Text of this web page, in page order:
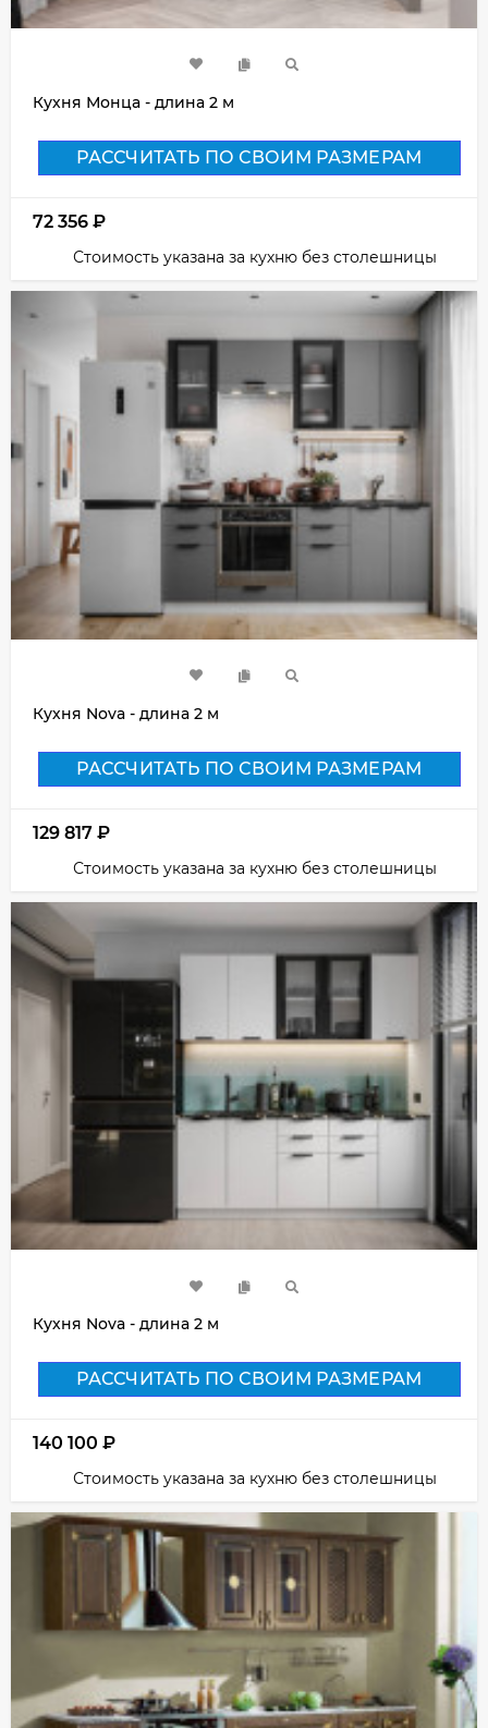
Кухня Монца - длина 2 м
РАССЧИТАТЬ ПО СВОИМ РАЗМЕРАМ
72 356 ₽
Стоимость указана за кухню без столешницы
Кухня Nova - длина 2 м
РАССЧИТАТЬ ПО СВОИМ РАЗМЕРАМ
129 817 ₽
Стоимость указана за кухню без столешницы
Кухня Nova - длина 2 м
РАССЧИТАТЬ ПО СВОИМ РАЗМЕРАМ
140 100 ₽
Стоимость указана за кухню без столешницы